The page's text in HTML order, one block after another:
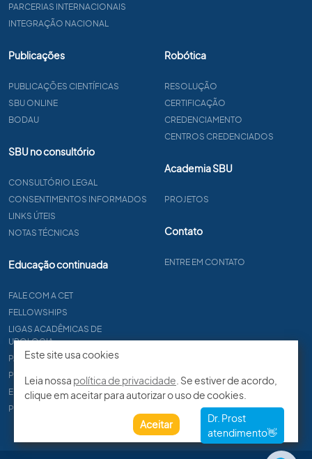
PARCERIAS INTERNACIONAIS
INTEGRAÇÃO NACIONAL
Publicações
PUBLICAÇÕES CIENTÍFICAS
SBU ONLINE
BODAU
SBU no consultório
CONSULTÓRIO LEGAL
CONSENTIMENTOS INFORMADOS
LINKS ÚTEIS
NOTAS TÉCNICAS
Educação continuada
FALE COM A CET
FELLOWSHIPS
LIGAS ACADÊMICAS DE
UROLOGIA
PAPER
PROCET
EDITAIS
PROGRAMA DE RESIDÊNCIA
Robótica
RESOLUÇÃO
CERTIFICAÇÃO
CREDENCIAMENTO
CENTROS CREDENCIADOS
Academia SBU
PROJETOS
Contato
ENTRE EM CONTATO
Este site usa cookies
Leia nossa política de privacidade . Se estiver de acordo,
clique em aceitar para autorizar o uso de cookies.
Aceitar